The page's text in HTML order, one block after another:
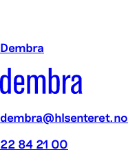
Dembra
dembra@hlsenteret.no
22 84 21 00